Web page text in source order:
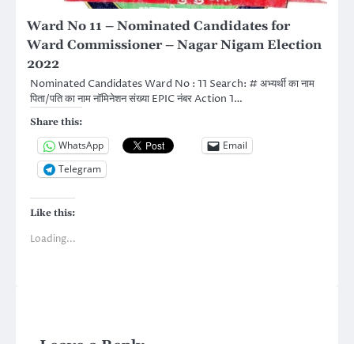
Ward No 11 – Nominated Candidates for
Ward Commissioner – Nagar Nigam Election
2022
Nominated Candidates Ward No : 11 Search: # अभ्यर्थी का नाम
पिता/पति का नाम नॉमिनेशन संख्या EPIC नंबर Action 1…
Share this:
WhatsApp
Email
Telegram
Like this:
Loading...